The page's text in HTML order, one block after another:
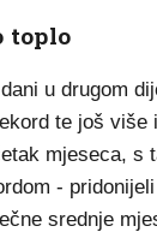
toplo
u drugom
te još više
mjeseca, s
-
srednje